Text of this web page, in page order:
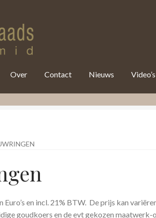
Over Contact Nieuws Video’s
Euro’s en incl. 21% BTW. De prijs kan
goudkoers en de evt gekozen